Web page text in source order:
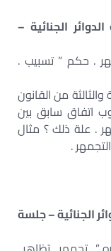
لسنة ٨٥ قضائية الدوائر الجنائية –
. حكم ” تسبيب .
من القانون
؟ وجوب اتفاق سابق بين
. علة ذلك ؟ مثال
.
قضائية الدوائر الجنائية – جلسة